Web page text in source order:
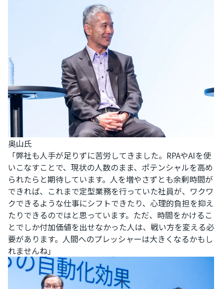
奥山氏
「弊社も人手が足りずに苦労してきました。RPAやAIを使
いこなすことで、現状の人数のまま、ポテンシャルを高め
られたらと期待しています。人を増やさずとも余剰時間が
できれば、これまで定型業務を行っていた社員が、ワクワ
クできるような仕事にシフトできたり、心理的負担を抑え
たりできるのではと思っています。ただ、時間をかけるこ
とでしか付加価値を出せなかった人は、戦い方を変える必
要があります。人間へのプレッシャーは大きくなるかもし
れませんね」